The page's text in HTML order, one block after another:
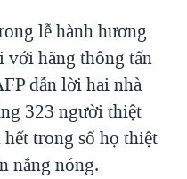
TỪ NÔNG THÔN MỸ
lễ hành hương
với hãng thông tấn
dẫn lời hai nhà
323 người thiệt
trong số họ thiệt
nắng nóng.